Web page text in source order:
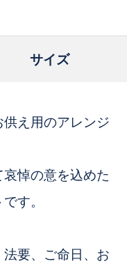
サイズ
え用のアレンジ
悼の意を込めた
す。
要、ご命日、お